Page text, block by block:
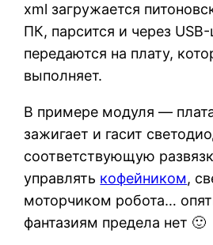
xml загружается
ПК, парсится и через
передаются на плату,
выполняет.
В примере модуля —
зажигает и гасит
соответствующую
управлять кофейником,
моторчиком робота…
фантазиям предела нет 🙂